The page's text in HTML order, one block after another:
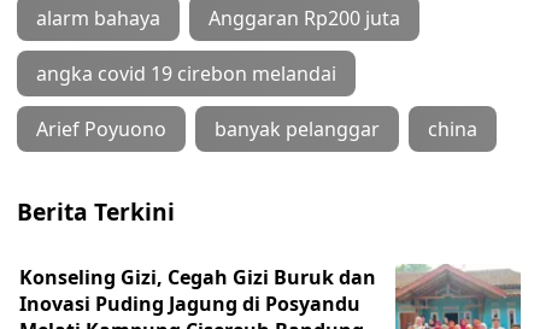
alarm bahaya Anggaran Rp200 juta
angka covid 19 cirebon melandai
Arief Poyuono banyak pelanggar china
Berita Terkini
Konseling Gizi, Cegah Gizi Buruk dan
Inovasi Puding Jagung di Posyandu